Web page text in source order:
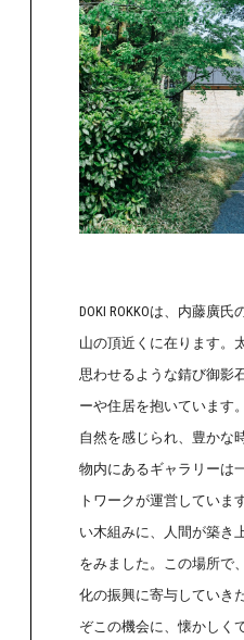
DOKI ROKKOは、内藤廣
山の頂近くに在ります。
思わせるような錆び御影
ーや住居を抱いています
自然を感じられ、豊かな
物内にあるギャラリーは
トワークが運営していま
い木組みに、人間が築き
をみました。この場所で
化の振興に寄与していき
ぞこの機会に、懐かしく